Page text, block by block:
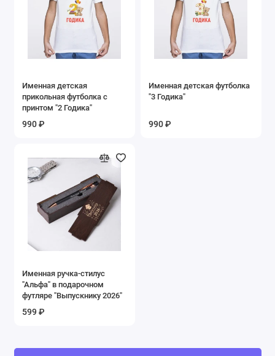
Именная детская
прикольная футболка с
принтом "2 Годика"
990 ₽
Именная детская футболка
"3 Годика"
990 ₽
Именная ручка-стилус
"Альфа" в подарочном
футляре "Выпускнику 2026"
599 ₽